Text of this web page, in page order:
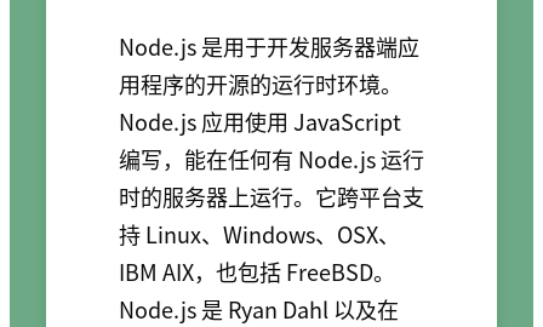
Node.js 是用于开发服务器端应
用程序的开源的运行时环境。
Node.js 应用使用 JavaScript
编写，能在任何有 Node.js 运行
时的服务器上运行。它跨平台支
持 Linux、Windows、OSX、
IBM AIX，也包括 FreeBSD。
Node.js 是 Ryan Dahl 以及在